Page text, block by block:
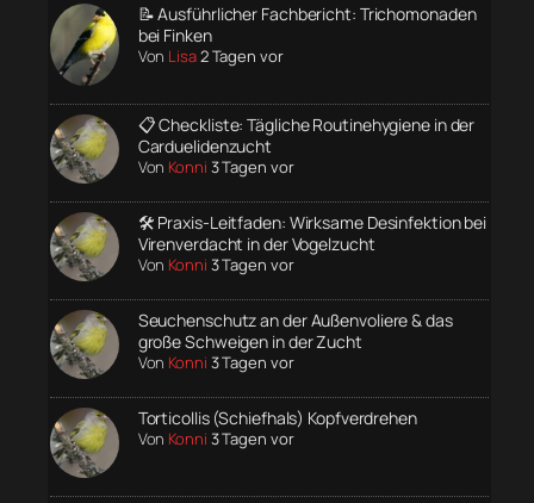
📝 Ausführlicher Fachbericht: Trichomonaden
bei Finken
Von Lisa2 Tagen vor
📋 Checkliste: Tägliche Routinehygiene in der
Carduelidenzucht
Von Konni 3 Tagen vor
🛠️ Praxis-Leitfaden: Wirksame Desinfektion bei
Virenverdacht in der Vogelzucht
Von Konni 3 Tagen vor
Seuchenschutz an der Außenvoliere & das
große Schweigen in der Zucht
Von Konni 3 Tagen vor
Torticollis (Schiefhals) Kopfverdrehen
Von Konni 3 Tagen vor